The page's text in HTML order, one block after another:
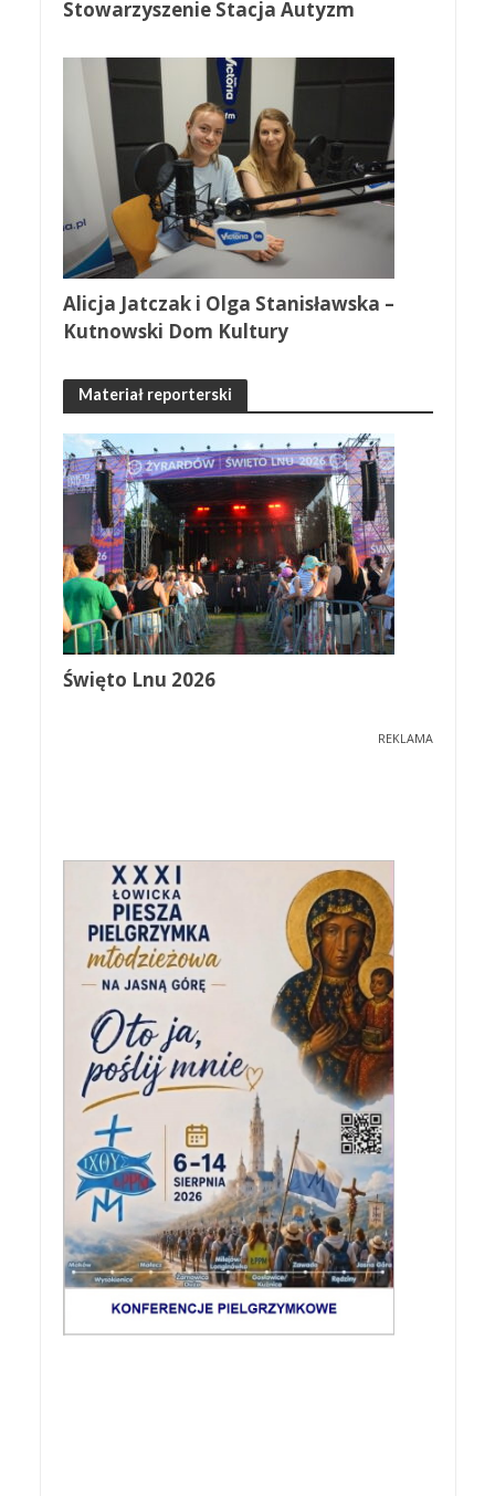
Stowarzyszenie Stacja Autyzm
Alicja Jatczak i Olga Stanisławska –
Kutnowski Dom Kultury
Materiał reporterski
Święto Lnu 2026
REKLAMA